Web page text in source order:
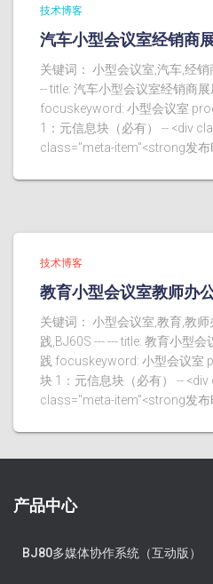
技术博客
汽车小型会议室经销商
关键词： 小型会议室,汽车,经
-- title: 汽车小型会议室经销商
focuskeyword: 小型会议室
1：元信息块（必有） -- <div
class="meta-item"<strong发
技术博客
教育小型会议室教师办
关键词： 小型会议室,教育,教
践,BJ60S --- --- title: 教育小型
践 focuskeyword: 小型会议室
块 1：元信息块（必有） --
class="meta-item"<strong发
产品中心
BJ80多媒体协作系统（互动版）